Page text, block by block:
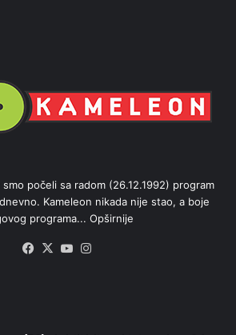
počeli sa radom (26.12.1992) program
Kameleon nikada nije stao, a boje
programa... Opširnije
Facebook
X YouTube